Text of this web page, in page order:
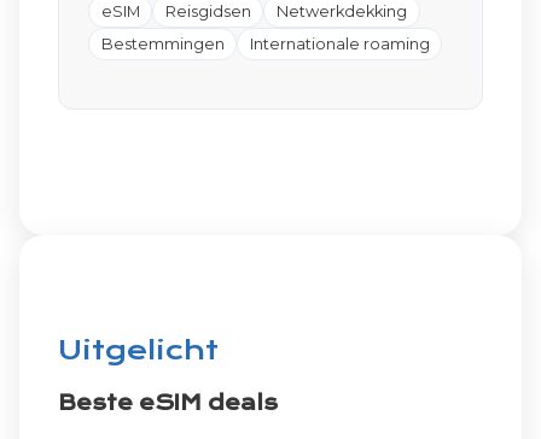
eSIM Reisgidsen
Netwerkdekking
Bestemmingen
Internationale roaming
Uitgelicht
Beste eSIM deals